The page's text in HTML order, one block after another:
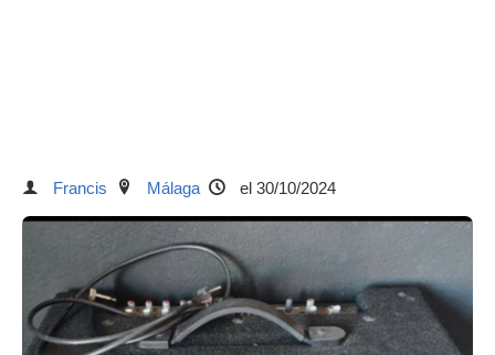
Francis Málaga el 30/10/2024